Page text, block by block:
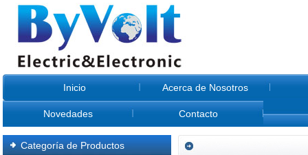
Inicio Acerca de Nosotros
Novedades Contacto
Categoría de Productos